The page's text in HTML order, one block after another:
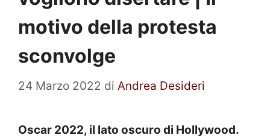
motivo della protesta
sconvolge
24 Marzo 2022 di Andrea Desideri
Oscar 2022, il lato oscuro di Hollywood.